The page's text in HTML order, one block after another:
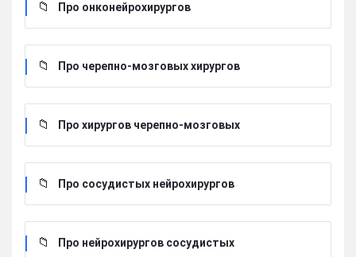
Про онконейрохирургов
Про черепно-мозговых хирургов
Про хирургов черепно-мозговых
Про сосудистых нейрохирургов
Про нейрохирургов сосудистых